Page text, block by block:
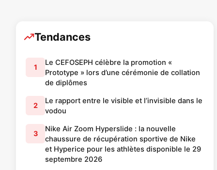
Tendances
1
Le CEFOSEPH célèbre la promotion «
Prototype » lors d’une cérémonie de collation
de diplômes
2
Le rapport entre le visible et l’invisible dans le
vodou
3
Nike Air Zoom Hyperslide : la nouvelle
chaussure de récupération sportive de Nike
et Hyperice pour les athlètes disponible le 29
septembre 2026